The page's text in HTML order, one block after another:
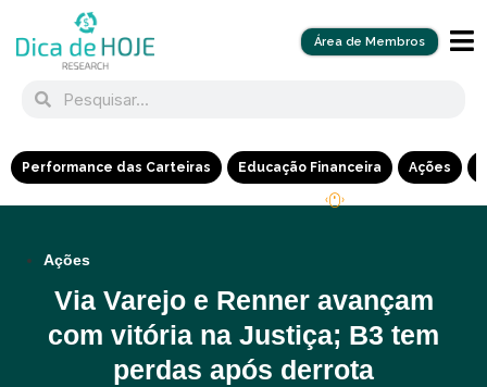
Área de Membros
Performance das Carteiras Educação Financeira Ações
Ações
Via Varejo e Renner avançam
com vitória na Justiça; B3 tem
perdas após derrota